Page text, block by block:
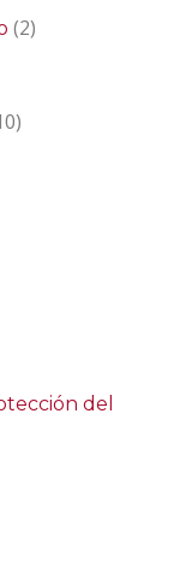
(2)
del